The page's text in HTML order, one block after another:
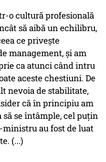
o cultură profesională
să aibă un echilibru,
ce priveşte
management, şi am
ca atunci când intru
aceste chestiuni. De
nevoia de stabilitate,
că în principiu am
se întâmple, cel puţin
au fost de luat
(...)